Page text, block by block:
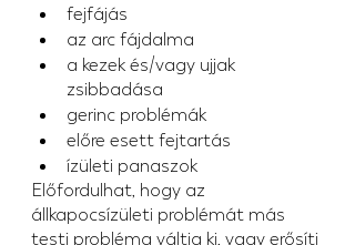
fejfájás
az arc fájdalma
a kezek és/vagy ujjak
zsibbadása
gerinc problémák
előre esett fejtartás
ízületi panaszok
Előfordulhat, hogy az
állkapocsízületi problémát más
testi probléma váltja ki, vagy erősíti